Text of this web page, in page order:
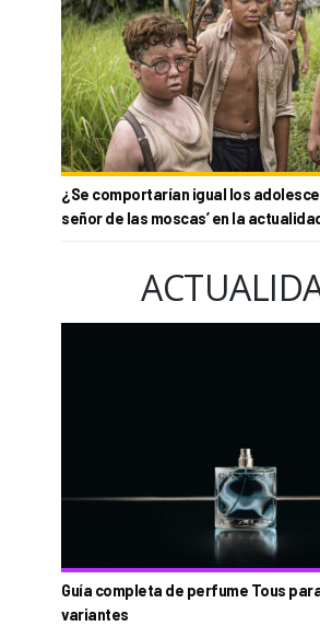
¿Se comportarían igual los
señor de las moscas’ en la
Guía completa de perfume Tous
variantes